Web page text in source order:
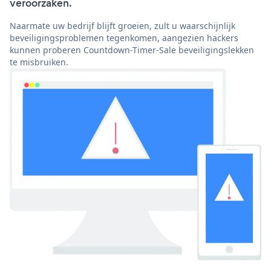
Naarmate uw bedrijf blijft groeien, zult u waarschijnlijk
beveiligingsproblemen tegenkomen, aangezien hackers
kunnen proberen Countdown-Timer-Sale beveiligingslekken
te misbruiken.